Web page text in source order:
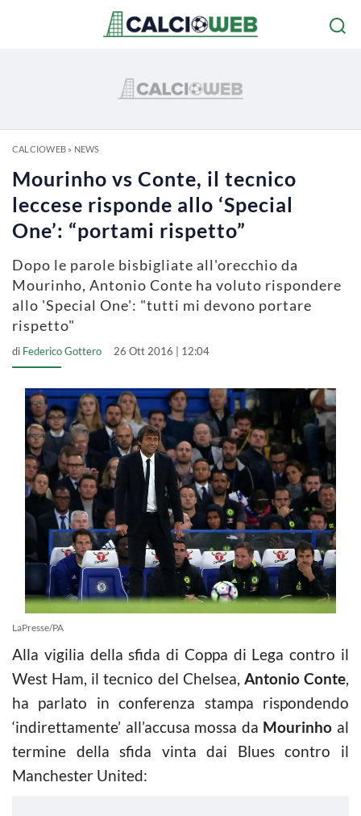
CALCIOWEB» NEWS
Mourinho vs Conte, il tecnico
leccese risponde allo ‘Special
One’: “portami rispetto”
Dopo le parole bisbigliate all'orecchio da
Mourinho, Antonio Conte ha voluto rispondere
allo 'Special One': "tutti mi devono portare
rispetto"
di Federico Gottero 26 Ott 2016 | 12:04
LaPresse/PA
Alla vigilia della sfida di Coppa di Lega contro il
West Ham, il tecnico del Chelsea, Antonio Conte,
ha parlato in conferenza stampa rispondendo
‘indirettamente’ all’accusa mossa da Mourinho al
termine della sfida vinta dai Blues contro il
Manchester United: